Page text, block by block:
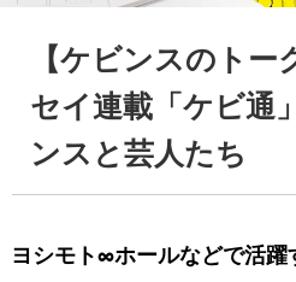
【ケビンスのト
セイ連載「ケビ通
ンスと芸人たち
ヨシモト∞ホールなどで活